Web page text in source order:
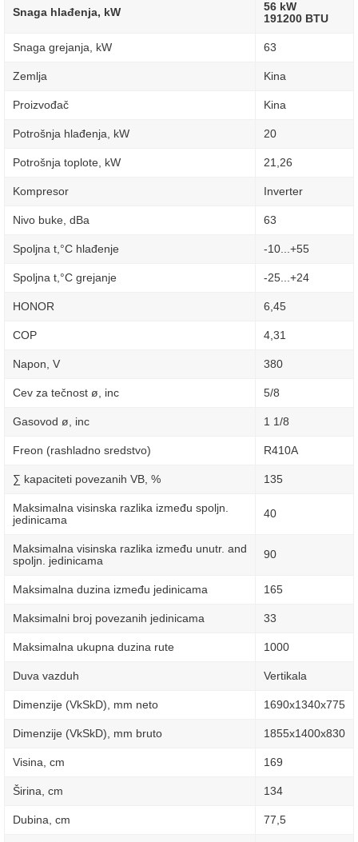
Snaga hlađenja, kW
56 kW
191200 BTU
Snaga grejanja, kW 63
Zemlja Kina
Proizvođač Kina
Potrošnja hlađenja, kW 20
Potrošnja toplote, kW 21,26
Kompresor Inverter
Nivo buke, dBa 63
Spoljna t,°C hlađenje -10...+55
Spoljna t,°C grejanje -25...+24
HONOR 6,45
COP 4,31
Napon, V 380
Cev za tečnost ø, inc 5/8
Gasovod ø, inc 1 1/8
Freon (rashladno sredstvo) R410A
∑ kapaciteti povezanih VB, % 135
Maksimalna visinska razlika između spoljn.
jedinicama
40
Maksimalna visinska razlika između unutr. and
spoljn. jedinicama
90
Maksimalna duzina između jedinicama 165
Maksimalni broj povezanih jedinicama 33
Maksimalna ukupna duzina rute 1000
Duva vazduh Vertikala
Dimenzije (VkSkD), mm neto 1690х1340х775
Dimenzije (VkSkD), mm bruto 1855х1400х830
Visina, сm 169
Širina, сm 134
Dubina, сm 77,5